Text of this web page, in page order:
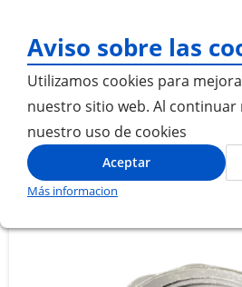
Aviso sobre las
Utilizamos cookies para
nuestro sitio web. Al continuar
nuestro uso de cookies
Aceptar
Más informacion
Inicio TUERCA (M30 X 15) PARA CAJA